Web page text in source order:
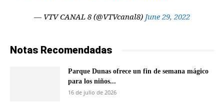
— VTV CANAL 8 (@VTVcanal8) June 29, 2022
Notas Recomendadas
Parque Dunas ofrece un fin de semana mágico
para los niños...
16 de julio de 2026